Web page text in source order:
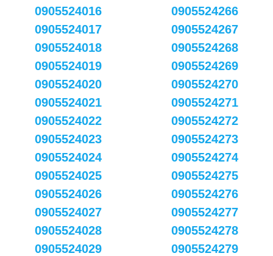
0905524016
0905524017
0905524018
0905524019
0905524020
0905524021
0905524022
0905524023
0905524024
0905524025
0905524026
0905524027
0905524028
0905524029
0905524266
0905524267
0905524268
0905524269
0905524270
0905524271
0905524272
0905524273
0905524274
0905524275
0905524276
0905524277
0905524278
0905524279